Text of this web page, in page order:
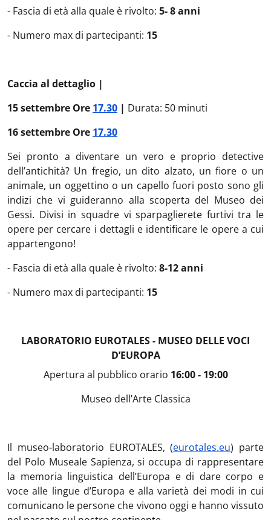
- Fascia di età alla quale è rivolto: 5- 8 anni
- Numero max di partecipanti: 15
Caccia al dettaglio |
15 settembre Ore 17.30 | Durata: 50 minuti
16 settembre Ore 17.30
Sei pronto a diventare un vero e proprio detective
dell’antichità? Un fregio, un dito alzato, un fiore o un
animale, un oggettino o un capello fuori posto sono gli
indizi che vi guideranno alla scoperta del Museo dei
Gessi. Divisi in squadre vi sparpaglierete furtivi tra le
opere per cercare i dettagli e identificare le opere a cui
appartengono!
- Fascia di età alla quale è rivolto: 8-12 anni
- Numero max di partecipanti: 15
LABORATORIO EUROTALES - MUSEO DELLE VOCI
D’EUROPA
Apertura al pubblico orario 16:00 - 19:00
Museo dell’Arte Classica
Il museo-laboratorio EUROTALES, (eurotales.eu) parte
del Polo Museale Sapienza, si occupa di rappresentare
la memoria linguistica dell’Europa e di dare corpo e
voce alle lingue d’Europa e alla varietà dei modi in cui
comunicano le persone che vivono oggi e hanno vissuto